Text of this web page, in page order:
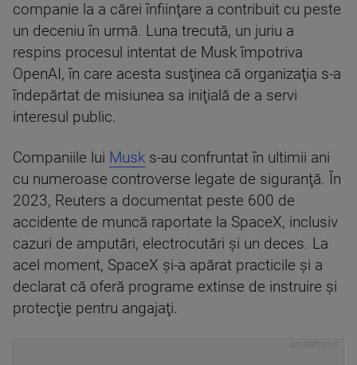
companie la a cărei înfiinţare a contribuit cu peste
un deceniu în urmă. Luna trecută, un juriu a
respins procesul intentat de Musk împotriva
OpenAI, în care acesta susţinea că organizaţia s-a
îndepărtat de misiunea sa iniţială de a servi
interesul public.
Companiile lui Musk s-au confruntat în ultimii ani
cu numeroase controverse legate de siguranţă. În
2023, Reuters a documentat peste 600 de
accidente de muncă raportate la SpaceX, inclusiv
cazuri de amputări, electrocutări şi un deces. La
acel moment, SpaceX şi-a apărat practicile şi a
declarat că oferă programe extinse de instruire şi
protecţie pentru angajaţi.